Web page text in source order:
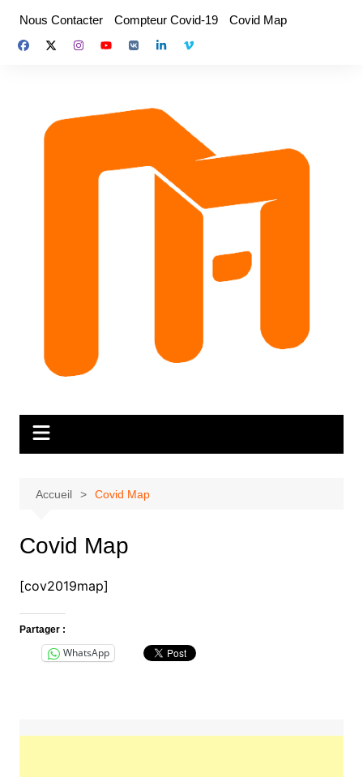
contenu
Nous Contacter Compteur Covid-19 Covid Map
Accueil Covid Map
Covid Map
[cov2019map]
Partager :
WhatsApp